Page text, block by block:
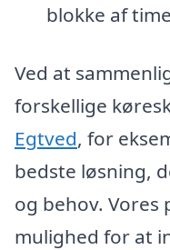
blokke af
Ved at
forskellige
Egtved, for
bedste løsning,
og behov.
mulighed for at